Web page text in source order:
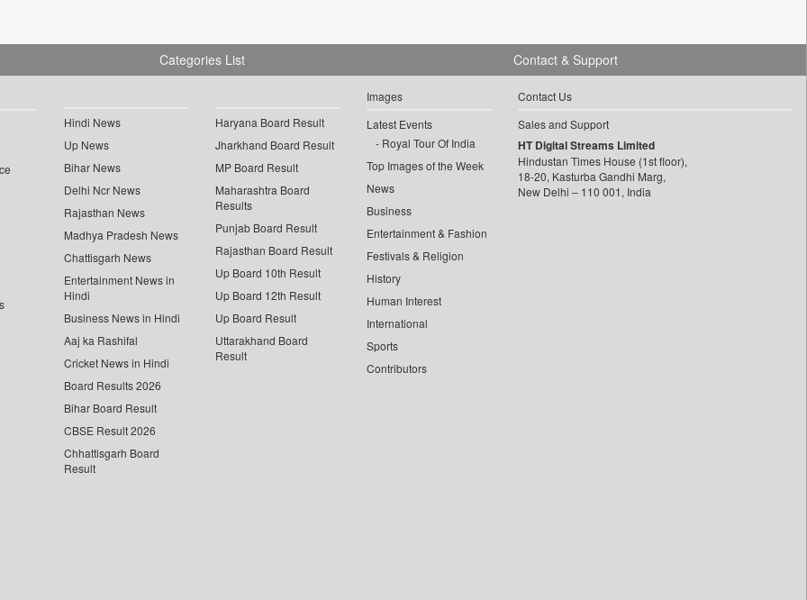
Categories List
Hindi News
Up News
Bihar News
Delhi Ncr News
Rajasthan News
Madhya Pradesh News
Chattisgarh News
Entertainment News in
Hindi
Business News in Hindi
Aaj ka Rashifal
Cricket News in Hindi
Board Results 2026
Bihar Board Result
CBSE Result 2026
Chhattisgarh Board
Result
Haryana Board Result
Jharkhand Board Result
MP Board Result
Maharashtra Board
Results
Punjab Board Result
Rajasthan Board Result
Up Board 10th Result
Up Board 12th Result
Up Board Result
Uttarakhand Board
Result
Images
Latest Events
Royal Tour Of India
Top Images of the Week
News
Business
Entertainment & Fashion
Festivals & Religion
History
Human Interest
International
Sports
Contributors
Contact & Support
Contact Us
Sales and Support
HT Digital Streams Limited
Hindustan Times House (1st floor),
18-20, Kasturba Gandhi Marg,
New Delhi – 110 001, India